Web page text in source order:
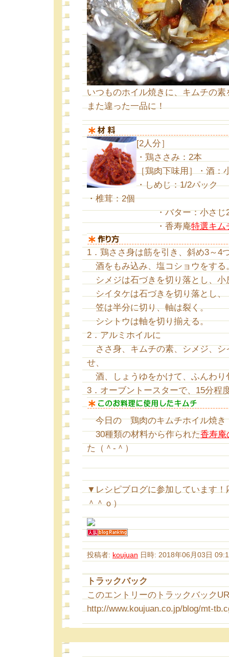
いつものホイル焼きに、キムチの
また違った一品に！
[2人分］
・鶏ささみ：2本
［鶏肉下味用］・酒
・しめじ：1/2パック
・椎茸：2個
・バター：小さじ2 ・
・香寿庵特選キム
1．鶏ささ身は筋を引き、斜め3～4
酒をもみ込み、塩コショウをする
シメジは石づきを切り落とし、小
シイタケは石づきを切り落とし、
笠は半分に切り、軸は裂く。
シシトウは軸を切り揃える。
2．アルミホイルに
ささ身、キムチの素、シメジ、シ
せ、
酒、しょうゆをかけて、ふんわり
3．オーブントースターで、15分程
今日の 鶏肉のキムチホイル焼
30種類の材料から作られた香寿庵
た（＾-＾）
▼レシピブログに参加しています
＾＾ｏ）
投稿者: koujuan 日時: 2018年06月03日
トラックバック
このエントリーのトラックバック
http://www.koujuan.co.jp/blog/mt-